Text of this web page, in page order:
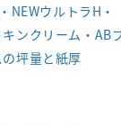
NEWウルトラH・
キンクリーム・AB
の坪量と紙厚